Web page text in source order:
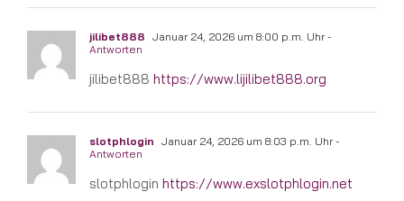
jilibet888 Januar 24, 2026 um 8:00 p.m. Uhr-
Antworten
jilibet888 https://www.lijilibet888.org
slotphlogin Januar 24, 2026 um 8:03 p.m. Uhr-
Antworten
slotphlogin https://www.exslotphlogin.net